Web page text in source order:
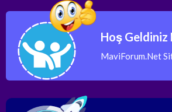
Hoş Geldiniz
MaviForum.Net